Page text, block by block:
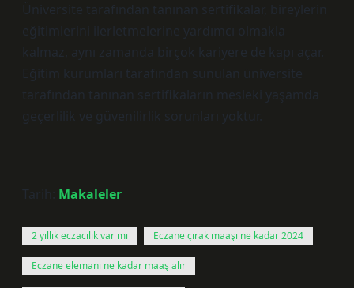
Üniversite tarafından tanınan sertifikalar, bireylerin
eğitimlerini ilerletmelerine yardımcı olmakla
kalmaz, aynı zamanda birçok kariyere de kapı açar.
Eğitim kurumları tarafından sunulan üniversite
tarafından tanınan sertifikaların mesleki yaşamda
geçerlilik ve güvenilirlik sorunları yoktur.
Tarih: Makaleler
2 yıllık eczacılık var mı Eczane çırak maaşı ne kadar 2024
Eczane elemanı ne kadar maaş alır